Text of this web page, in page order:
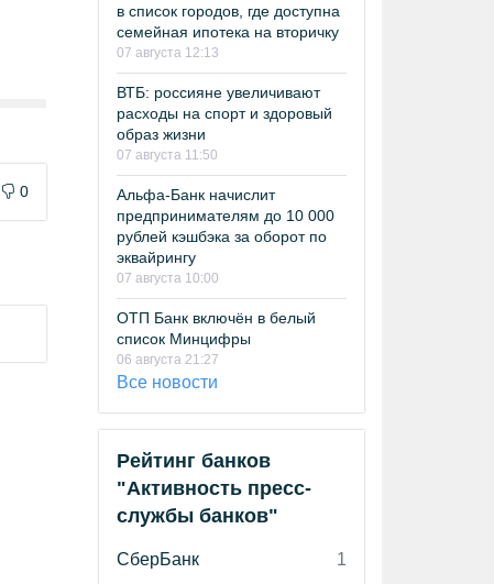
0
в список городов, где доступна
семейная ипотека на вторичку
07 августа 12:13
ВТБ: россияне увеличивают
расходы на спорт и здоровый
образ жизни
07 августа 11:50
Альфа-Банк начислит
предпринимателям до 10 000
рублей кэшбэка за оборот по
эквайрингу
07 августа 10:00
ОТП Банк включён в белый
список Минцифры
06 августа 21:27
Все новости
Рейтинг банков
"Активность пресс-
службы банков"
СберБанк
1